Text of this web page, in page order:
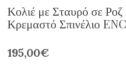
Κολιέ με Σταυρό σε
Κρεμαστό Σπινέλιο
195,00€